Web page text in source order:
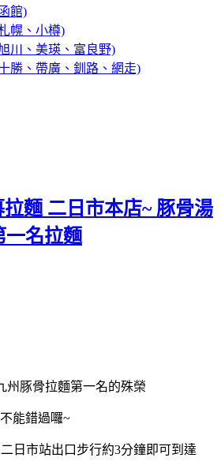
館)
幌、小樽)
川、美瑛、富良野)
勝、帶廣、釧路、網走)
麵 二日市本店~ 豚骨湯
一名拉麵
州豚骨拉麵第一名的殊榮
能錯過囉~
日市站出口步行約3分鐘即可到達